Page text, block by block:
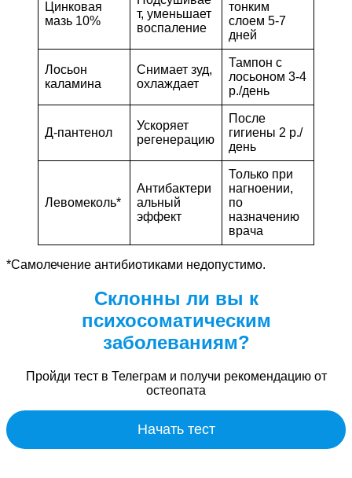
Цинковая
мазь 10%
т, уменьшает
воспаление
тонким
слоем 5-7
дней
Лосьон
каламина
Снимает зуд,
охлаждает
Тампон с
лосьоном 3-4
р./день
Д-пантенол
Ускоряет
регенерацию
После
гигиены 2 р./
день
Левомеколь*
Антибактери
альный
эффект
Только при
нагноении,
по
назначению
врача
*Самолечение антибиотиками недопустимо.
Склонны ли вы к
психосоматическим
заболеваниям?
Пройди тест в Телеграм и получи рекомендацию от
остеопата
Начать тест